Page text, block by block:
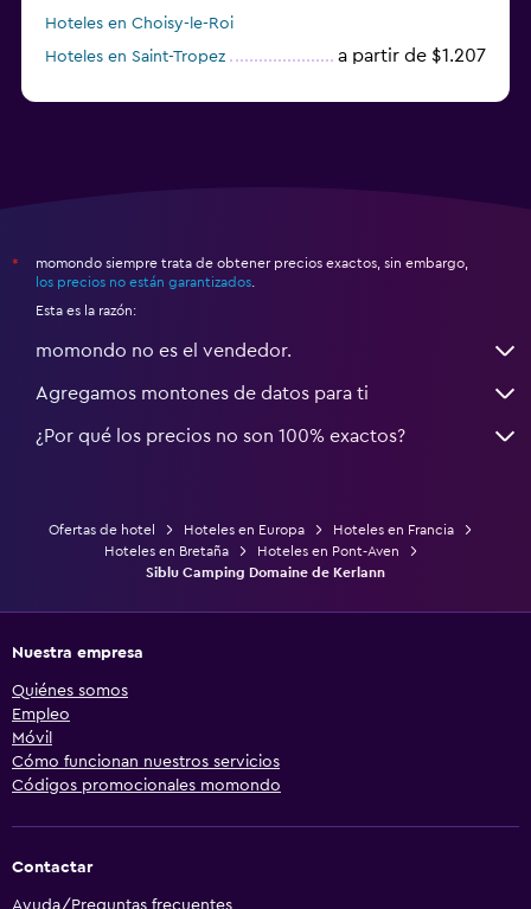
Hoteles en Choisy-le-Roi
Hoteles en Saint-Tropez
a partir de $1.207
*
momondo siempre trata de obtener precios exactos, sin embargo,
los precios no están garantizados
Esta es la razón:
momondo no es el vendedor.
Agregamos montones de datos para ti
¿Por qué los precios no son 100% exactos?
Ofertas de hotel Hoteles en Europa
Hoteles en Francia
Hoteles en Bretaña
Hoteles en Pont-Aven
Siblu Camping Domaine de Kerlann
Nuestra empresa
Quiénes somos
Empleo
Móvil
Cómo funcionan nuestros servicios
Códigos promocionales momondo
Contactar
Ayuda/Preguntas frecuentes